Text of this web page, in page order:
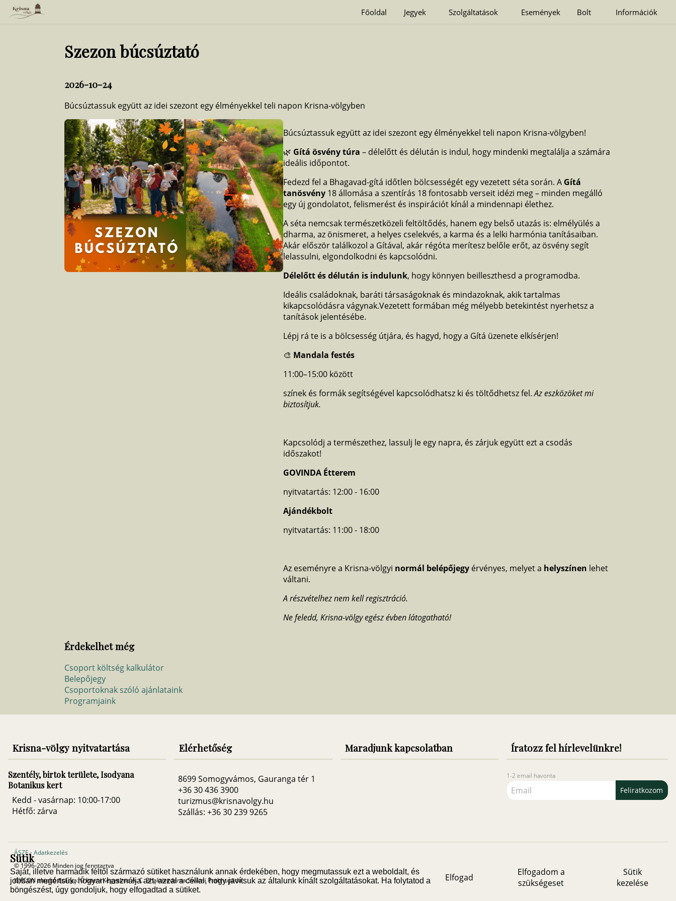
Főoldal Jegyek Szolgáltatások Események Bolt Információk
Szezon búcsúztató
2026-10-24
Búcsúztassuk együtt az idei szezont egy élményekkel teli napon Krisna-völgyben
Búcsúztassuk együtt az idei szezont egy élményekkel teli napon Krisna-völgyben!
🌿 Gítá ösvény túra – délelőtt és délután is indul, hogy mindenki megtalálja a számára
ideális időpontot.
Fedezd fel a Bhagavad-gítá időtlen bölcsességét egy vezetett séta során. A Gítá
tanösvény 18 állomása a szentírás 18 fontosabb verseit idézi meg – minden megálló
egy új gondolatot, felismerést és inspirációt kínál a mindennapi élethez.
A séta nemcsak természetközeli feltöltődés, hanem egy belső utazás is: elmélyülés a
dharma, az önismeret, a helyes cselekvés, a karma és a lelki harmónia tanításaiban.
Akár először találkozol a Gítával, akár régóta merítesz belőle erőt, az ösvény segít
lelassulni, elgondolkodni és kapcsolódni.
Délelőtt és délután is indulunk, hogy könnyen beilleszthesd a programodba.
Ideális családoknak, baráti társaságoknak és mindazoknak, akik tartalmas
kikapcsolódásra vágynak.Vezetett formában még mélyebb betekintést nyerhetsz a
tanítások jelentésébe.
Lépj rá te is a bölcsesség útjára, és hagyd, hogy a Gítá üzenete elkísérjen!
🎨 Mandala festés
11:00–15:00 között
színek és formák segítségével kapcsolódhatsz ki és töltődhetsz fel.Az eszközöket mi
biztosítjuk.
Kapcsolódj a természethez, lassulj le egy napra, és zárjuk együtt ezt a csodás
időszakot!
GOVINDA Étterem
nyitvatartás: 12:00 - 16:00
Ajándékbolt
nyitvatartás: 11:00 - 18:00
Az eseményre a Krisna-völgyi normál belépőjegy érvényes, melyet a helyszínen lehet
váltani.
A részvételhez nem kell regisztráció.
Ne feledd, Krisna-völgy egész évben látogatható!
Érdekelhet még
Csoport költség kalkulátor
Belepőjegy
Csoportoknak szóló ajánlataink
Programjaink
Sütik
Saját, illetve harmadik féltől származó sütiket használunk annak érdekében, hogy megmutassuk ezt a weboldalt, és
jobban megértsük, hogyan használja azt, azzal a céllal, hogy javítsuk az általunk kínált szolgáltatásokat. Ha folytatod a
böngészést, úgy gondoljuk, hogy elfogadtad a sütiket.
Elfogad
Elfogadom a
szükségeset
Sütik
kezelése
Krisna-völgy nyitvatartása
Szentély, birtok területe, Isodyana
Botanikus kert
Kedd - vasárnap: 10:00-17:00
Hétfő: zárva
Elérhetőség
8699 Somogyvámos, Gauranga tér 1
+36 30 436 3900
turizmus@krisnavolgy.hu
Szállás: +36 30 239 9265
Maradjunk kapcsolatban Íratozz fel hírlevelünkre!
1-2 email havonta
Feliratkozom
ÁSZF · Adatkezelés
© 1996-2026 Minden jog fenntartva
ISKCON alapító ācārya: Ő Isteni Kegyelme A. C. Bhaktivedanta Swāmi Prabhupāda